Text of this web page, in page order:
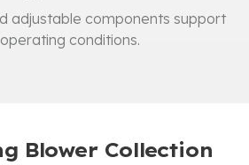
adjustable components support
conditions.
Blower Collection